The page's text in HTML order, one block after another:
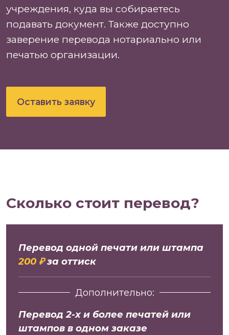
учреждения, куда вы собираетесь
подавать документ. Также доступно
заверение перевода нотариально или
печатью организации.
Оставить заявку
Сколько стоит перевод?
Перевод одной печати или штампа
200 ₽за оттиск
Дополнительно:
Перевод 2-х и более печатей или
штампов в одном заказе